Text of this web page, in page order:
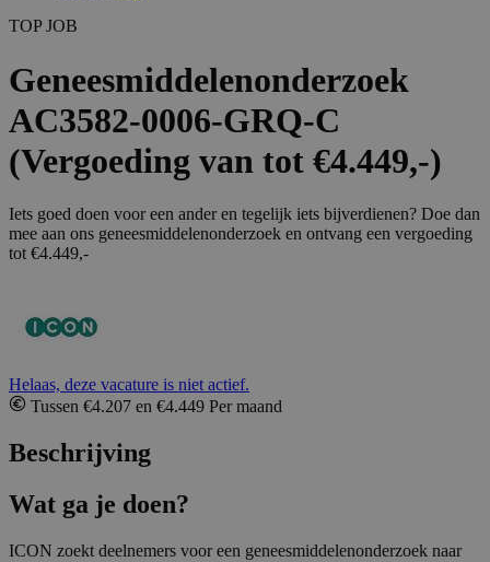
TOP JOB
Geneesmiddelenonderzoek
AC3582-0006-GRQ-C
(Vergoeding van tot €4.449,-)
Iets goed doen voor een ander en tegelijk iets bijverdienen? Doe dan
mee aan ons geneesmiddelenonderzoek en ontvang een vergoeding
tot €4.449,-
Helaas, deze vacature is niet actief.
Tussen €4.207 en €4.449 Per maand
Beschrijving
Wat ga je doen?
ICON zoekt deelnemers voor een geneesmiddelenonderzoek naar